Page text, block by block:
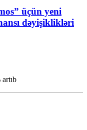
üçün yeni
dəyişiklikləri